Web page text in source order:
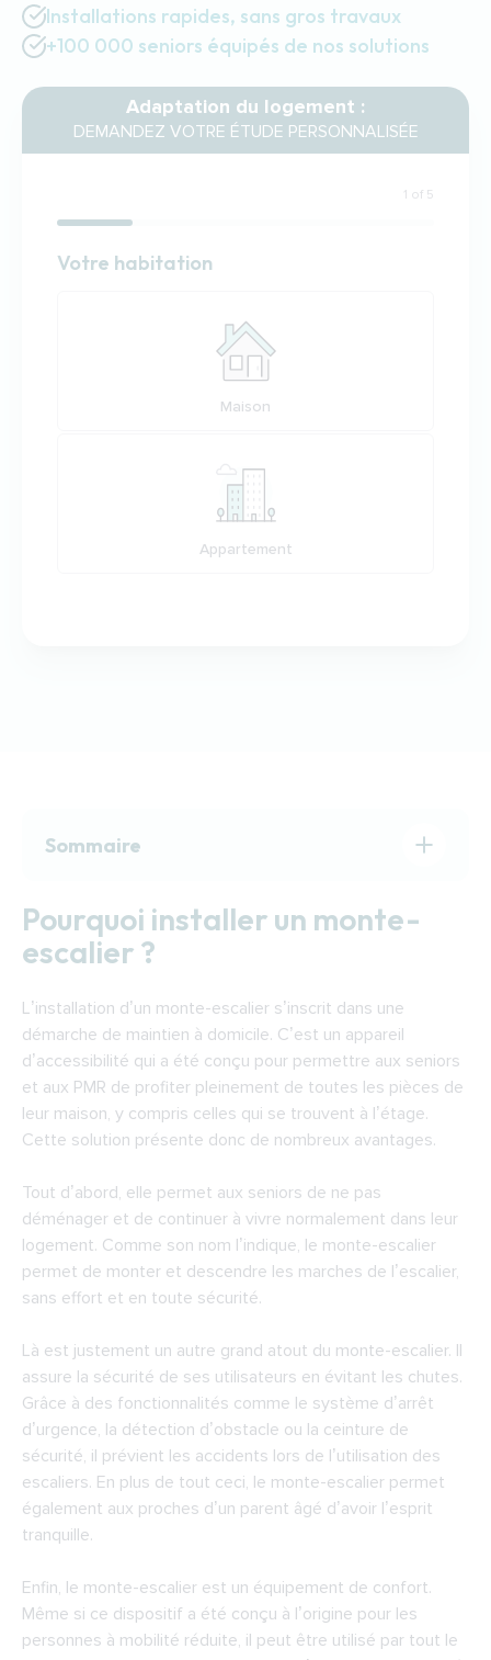
Installations rapides, sans gros travaux
+100 000 seniors équipés de nos solutions
Adaptation du logement :
DEMANDEZ VOTRE ÉTUDE PERSONNALISÉE
1 of 5
Habitation
Votre habitation
Maison
Appartement
Sommaire
Quel monte-escalier choisir ?
Le fonctionnement d’un monte-escalier
Laval
Trouver un installateur de monte-escalier à
Laval
Pourquoi installer un monte-
escalier ?
L’installation d’un monte-escalier s’inscrit dans une
démarche de maintien à domicile. C’est un appareil
d’accessibilité qui a été conçu pour permettre aux seniors
et aux PMR de profiter pleinement de toutes les pièces de
leur maison, y compris celles qui se trouvent à l’étage.
Cette solution présente donc de nombreux avantages.
Tout d’abord, elle permet aux seniors de ne pas
déménager et de continuer à vivre normalement dans leur
logement. Comme son nom l’indique, le monte-escalier
permet de monter et descendre les marches de l’escalier,
sans effort et en toute sécurité.
Là est justement un autre grand atout du monte-escalier. Il
assure la sécurité de ses utilisateurs en évitant les chutes.
Grâce à des fonctionnalités comme le système d’arrêt
d’urgence, la détection d’obstacle ou la ceinture de
sécurité, il prévient les accidents lors de l’utilisation des
escaliers. En plus de tout ceci, le monte-escalier permet
également aux proches d’un parent âgé d’avoir l’esprit
tranquille.
Enfin, le monte-escalier est un équipement de confort.
Même si ce dispositif a été conçu à l’origine pour les
personnes à mobilité réduite, il peut être utilisé par tout le